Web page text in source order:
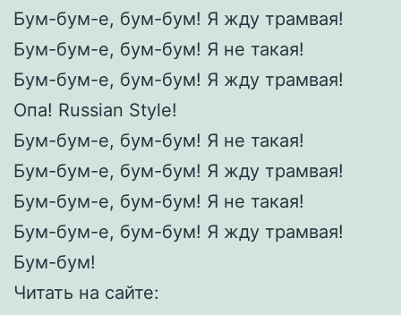
Бум-бум-е, бум-бум! Я жду трамвая!
Бум-бум-е, бум-бум! Я не такая!
Бум-бум-е, бум-бум! Я жду трамвая!
Опа! Russian Style!
Бум-бум-е, бум-бум! Я не такая!
Бум-бум-е, бум-бум! Я жду трамвая!
Бум-бум-е, бум-бум! Я не такая!
Бум-бум-е, бум-бум! Я жду трамвая!
Бум-бум!
Читать на сайте: